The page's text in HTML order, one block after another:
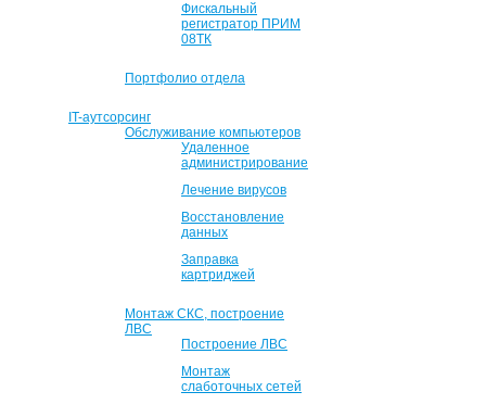
Фискальный
регистратор ПРИМ
08ТК
Портфолио отдела
IT-аутсорсинг
Обслуживание компьютеров
Удаленное
администрирование
Лечение вирусов
Восстановление
данных
Заправка
картриджей
Монтаж СКС, построение
ЛВС
Построение ЛВС
Монтаж
слаботочных сетей